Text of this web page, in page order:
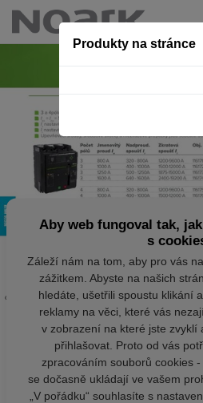
Produkty na stránce
Aby web fungoval tak,
s
Záleží nám na tom, aby pro vás
zážitkem. Abyste na našich
hledáte, ušetřili spoustu klikání
reklamy na věci, které vás
v zobrazení na které jste zvyklí
přihlašovat. Proto od vás
zpracováním souborů cookies
se dočasně ukládají ve vašem
„V pořádku“ souhlasíte s